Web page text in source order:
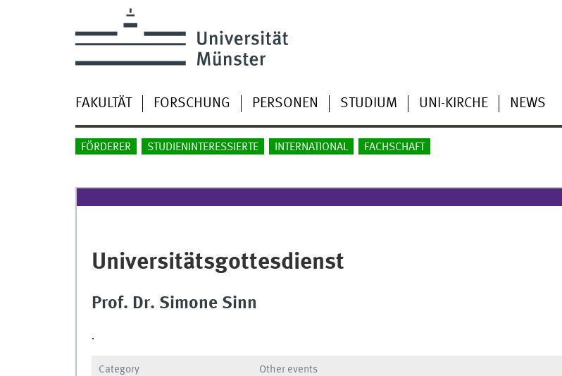
FAKULTÄT FORSCHUNG PERSONEN STUDIUM UNI-KIRCHE NEWS
FÖRDERER STUDIENINTERESSIERTE INTERNATIONAL FACHSCHAFT
Universitätsgottesdienst
Prof. Dr. Simone Sinn
.
Category Other events